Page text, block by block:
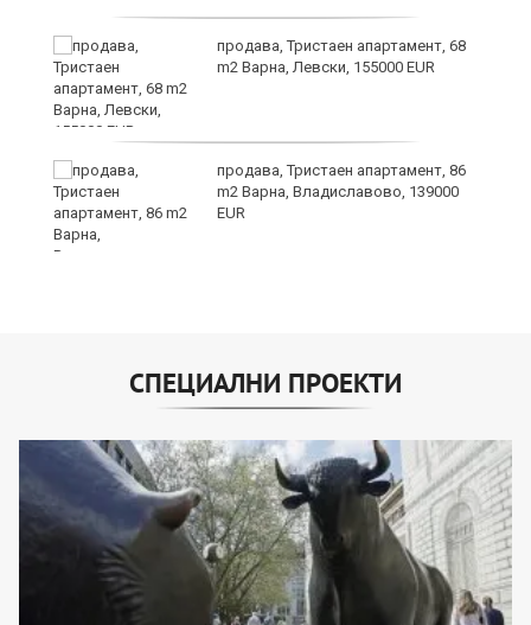
продава, Тристаен апартамент, 68
m2 Варна, Левски, 155000 EUR
продава, Тристаен апартамент, 86
m2 Варна, Владиславово, 139000
EUR
СПЕЦИАЛНИ ПРОЕКТИ